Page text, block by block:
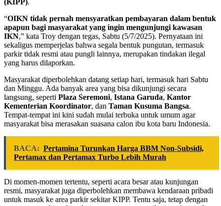
(KIPP).
“OIKN tidak pernah mensyaratkan pembayaran dalam bentuk
apapun bagi masyarakat yang ingin mengunjungi kawasan
IKN,” kata Troy dengan tegas, Sabtu (5/7/2025). Pernyataan ini
sekaligus memperjelas bahwa segala bentuk pungutan, termasuk
parkir tidak resmi atau pungli lainnya, merupakan tindakan ilegal
yang harus dilaporkan.
Masyarakat diperbolehkan datang setiap hari, termasuk hari Sabtu
dan Minggu. Ada banyak area yang bisa dikunjungi secara
langsung, seperti Plaza Seremoni, Istana Garuda, Kantor
Kementerian Koordinator, dan Taman Kusuma Bangsa.
Tempat-tempat ini kini sudah mulai terbuka untuk umum agar
masyarakat bisa merasakan suasana calon ibu kota baru Indonesia.
BACA: Pertamina Turunkan Harga BBM Non-Subsidi,
Pertamax dan Pertamax Turbo Lebih Murah
Di momen-momen tertentu, seperti acara besar atau kunjungan
resmi, masyarakat juga diperbolehkan membawa kendaraan pribadi
untuk masuk ke area parkir sekitar KIPP. Tentu saja, tetap dengan